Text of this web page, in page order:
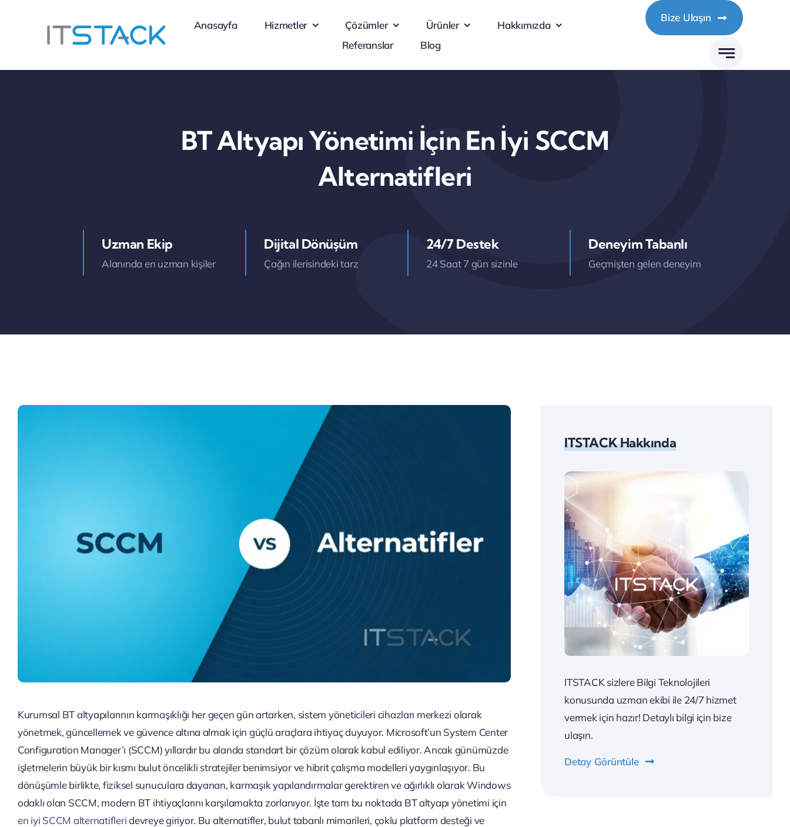
Anasayfa Hizmetler Çözümler Ürünler
Hakkımızda
Referanslar
Blog
Bize Ulaşın
BT Altyapı Yönetimi İçin En İyi SCCM
Alternatifleri
Uzman Ekip
Alanında en uzman kişiler
Dijital Dönüşüm
Çağın ilerisindeki tarz
24/7 Destek
24 Saat 7 gün sizinle
Deneyim Tabanlı
Geçmişten gelen deneyim
Kurumsal BT altyapılarının karmaşıklığı her geçen gün artarken, sistem yöneticileri cihazları merkezi olarak
yönetmek, güncellemek ve güvence altına almak için güçlü araçlara ihtiyaç duyuyor. Microsoft’un System Center
Configuration Manager’ı (SCCM) yıllardır bu alanda standart bir çözüm olarak kabul ediliyor. Ancak günümüzde
işletmelerin büyük bir kısmı bulut öncelikli stratejiler benimsiyor ve hibrit çalışma modelleri yaygınlaşıyor. Bu
dönüşümle birlikte, fiziksel sunuculara dayanan, karmaşık yapılandırmalar gerektiren ve ağırlıklı olarak Windows
odaklı olan SCCM, modern BT ihtiyaçlarını karşılamakta zorlanıyor. İşte tam bu noktada BT altyapı yönetimi için
en iyi SCCM alternatifleridevreye giriyor. Bu alternatifler, bulut tabanlı mimarileri, çoklu platform desteği ve
ITSTACK Hakkında
ITSTACK sizlere Bilgi Teknolojileri
konusunda uzman ekibi ile 24/7 hizmet
vermek için hazır! Detaylı bilgi için bize
ulaşın.
Detay Görüntüle